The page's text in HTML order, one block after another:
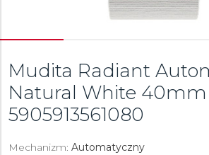
Mudita Radiant
Natural White 40mm
5905913561080
Mechanizm: Automatyczny